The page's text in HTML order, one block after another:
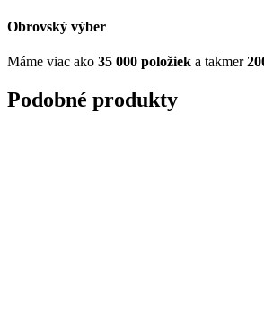
Obrovský výber
Máme viac ako 35 000 položiek a takmer
Podobné produkty